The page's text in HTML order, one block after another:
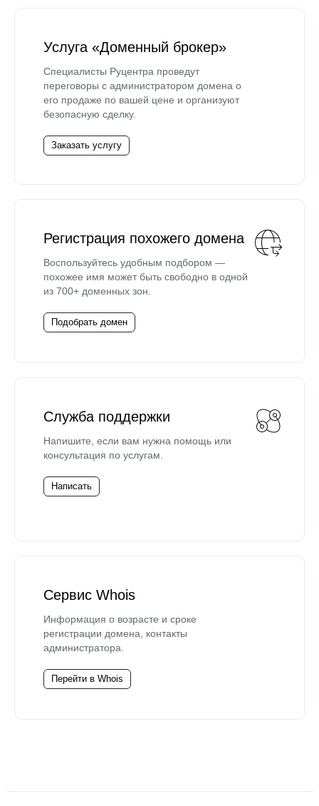
Услуга «Доменный брокер»
Специалисты Руцентра проведут
переговоры с администратором домена о
его продаже по вашей цене и организуют
безопасную сделку.
Заказать услугу
Регистрация похожего домена
Воспользуйтесь удобным подбором —
похожее имя может быть свободно в одной
из 700+ доменных зон.
Подобрать домен
Служба поддержки
Напишите, если вам нужна помощь или
консультация по услугам.
Написать
Сервис Whois
Информация о возрасте и сроке
регистрации домена, контакты
администратора.
Перейти в Whois